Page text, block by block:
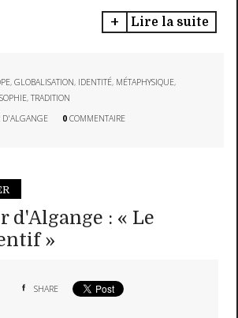
Lire la suite
,GLOBALISATION, IDENTITÉ, MÉTAPHYSIQUE,
,TRADITION
D'ALGANGE 0 COMMENTAIRE
d'Algange : « Le
»
SHARE